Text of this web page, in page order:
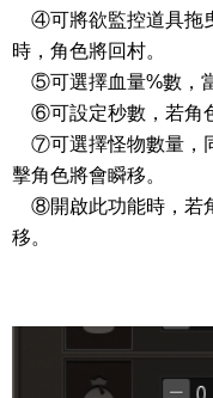
④可將欲監控道具拖
時，角色將回村。
⑤可選擇血量%數，
⑥可設定秒數，若角
⑦可選擇怪物數量，
擊角色將會瞬移。
⑧開啟此功能時，若
移。